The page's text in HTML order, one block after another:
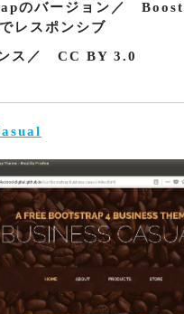
のバージョン／
レスポンシブ
ス／ CC BY 3.0